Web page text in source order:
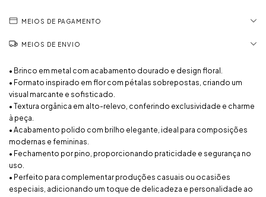
MEIOS DE PAGAMENTO
MEIOS DE ENVIO
• Brinco em metal com acabamento dourado e design floral.
• Formato inspirado em flor com pétalas sobrepostas, criando um
visual marcante e sofisticado.
• Textura orgânica em alto-relevo, conferindo exclusividade e charme
à peça.
• Acabamento polido com brilho elegante, ideal para composições
modernas e femininas.
• Fechamento por pino, proporcionando praticidade e segurança no
uso.
• Perfeito para complementar produções casuais ou ocasiões
especiais, adicionando um toque de delicadeza e personalidade ao